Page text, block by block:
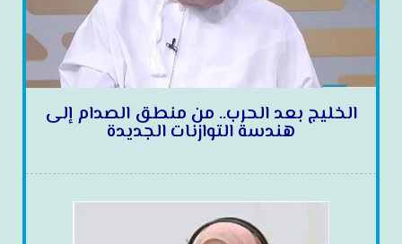
الخليج بعد الحرب.. من منطق الصدام إلى
هندسة التوازنات الجديدة